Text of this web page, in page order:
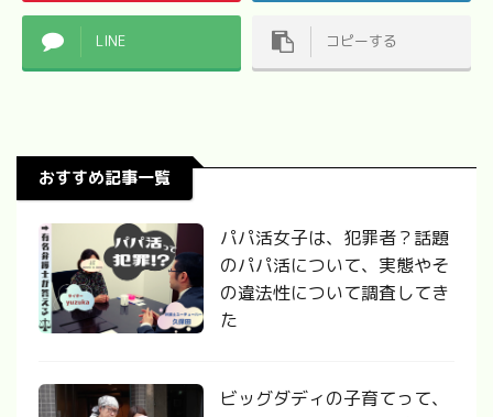
LINE コピーする
おすすめ記事一覧
パパ活女子は、犯罪者？話題
のパパ活について、実態やそ
の違法性について調査してき
た
ビッグダディの子育てって、